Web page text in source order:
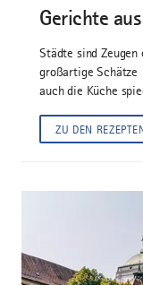
Gerichte
Städte sind
großartige Schätze
auch die Küche
ZU DEN